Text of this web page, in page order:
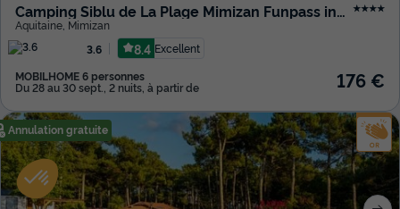
Camping Siblu de La Plage Mimizan Funpass inclus ★★★★
Aquitaine Mimizan
3.6
8.4 Excellent
MOBILHOME 6 personnes
Du 28 au 30 sept., 2 nuits, à partir de 176 €
Annulation gratuite